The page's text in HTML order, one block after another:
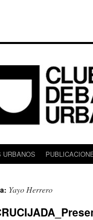
URBANOS
Yayo Herrero